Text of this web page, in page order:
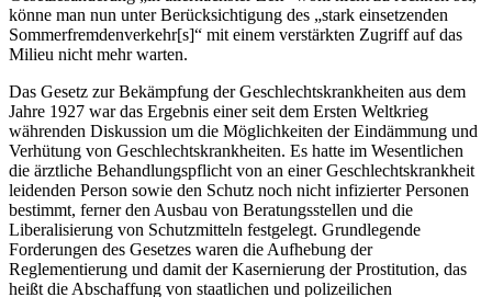
könne man nun unter Berücksichtigung des „stark einsetzenden
Sommerfremdenverkehr[s]“ mit einem verstärkten Zugriff auf das
Milieu nicht mehr warten.
Das Gesetz zur Bekämpfung der Geschlechtskrankheiten aus dem
Jahre 1927 war das Ergebnis einer seit dem Ersten Weltkrieg
währenden Diskussion um die Möglichkeiten der Eindämmung und
Verhütung von Geschlechtskrankheiten. Es hatte im Wesentlichen
die ärztliche Behandlungspflicht von an einer Geschlechtskrankheit
leidenden Person sowie den Schutz noch nicht infizierter Personen
bestimmt, ferner den Ausbau von Beratungsstellen und die
Liberalisierung von Schutzmitteln festgelegt. Grundlegende
Forderungen des Gesetzes waren die Aufhebung der
Reglementierung und damit der Kasernierung der Prostitution, das
heißt die Abschaffung von staatlichen und polizeilichen